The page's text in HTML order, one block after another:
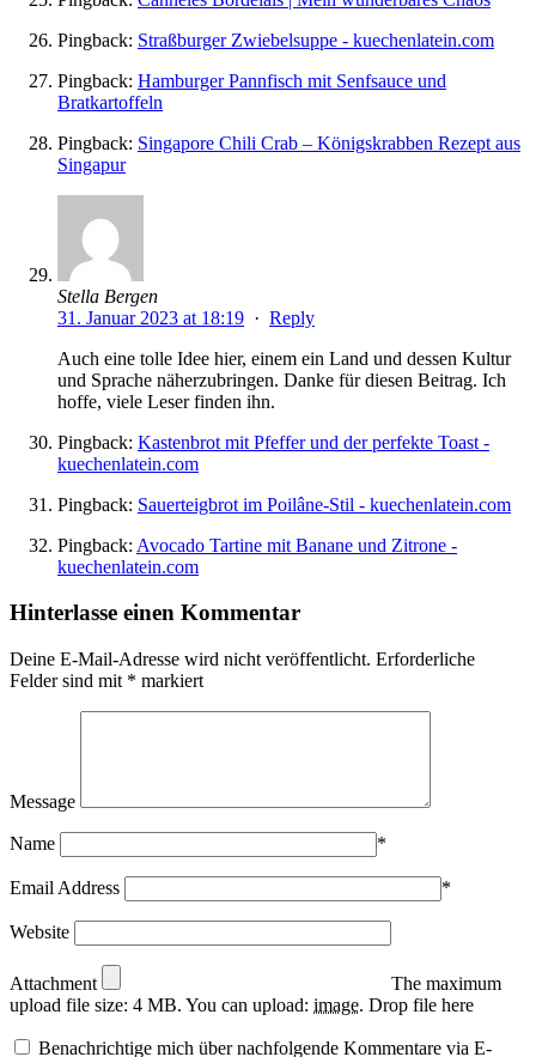
Pingback: Straßburger Zwiebelsuppe - kuechenlatein.com
Pingback: Hamburger Pannfisch mit Senfsauce und
Bratkartoffeln
Pingback: Singapore Chili Crab – Königskrabben Rezept aus
Singapur
Stella Bergen
31. Januar 2023 at 18:19 · Reply
Auch eine tolle Idee hier, einem ein Land und dessen Kultur
und Sprache näherzubringen. Danke für diesen Beitrag. Ich
hoffe, viele Leser finden ihn.
Pingback: Kastenbrot mit Pfeffer und der perfekte Toast -
kuechenlatein.com
Pingback: Sauerteigbrot im Poilâne-Stil - kuechenlatein.com
Pingback: Avocado Tartine mit Banane und Zitrone -
kuechenlatein.com
Hinterlasse einen Kommentar
Deine E-Mail-Adresse wird nicht veröffentlicht. Erforderliche
Felder sind mit * markiert
Message
Name *
Email Address *
Website
Attachment
The maximum
upload file size: 4 MB. You can upload: image. Drop file here
Benachrichtige mich über nachfolgende Kommentare via E-